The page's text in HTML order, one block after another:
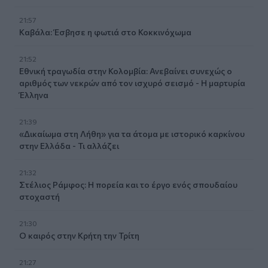
21:57
Καβάλα: Έσβησε η φωτιά στο Κοκκινόχωμα
21:52
Εθνική τραγωδία στην Κολομβία: Ανεβαίνει συνεχώς ο
αριθμός των νεκρών από τον ισχυρό σεισμό - Η μαρτυρία
Έλληνα
21:39
«Δικαίωμα στη Λήθη» για τα άτομα με ιστορικό καρκίνου
στην Ελλάδα - Τι αλλάζει
21:32
Στέλιος Ράμφος: Η πορεία και το έργο ενός σπουδαίου
στοχαστή
21:30
Ο καιρός στην Κρήτη την Τρίτη
21:27